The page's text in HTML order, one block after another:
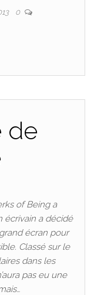
0
de
of Being a
écrivain a décidé
écran pour
Classé sur le
dans les
pas eu une